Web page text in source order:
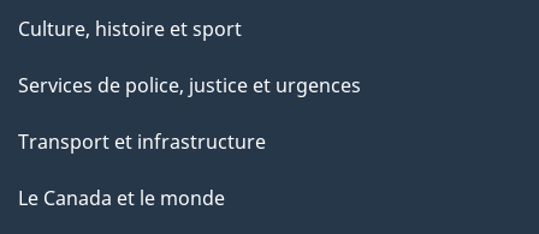
Culture, histoire et sport
Services de police, justice et urgences
Transport et infrastructure
Le Canada et le monde